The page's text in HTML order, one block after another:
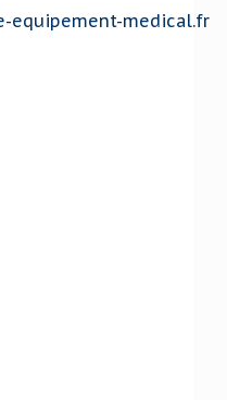
equipement-medical.fr